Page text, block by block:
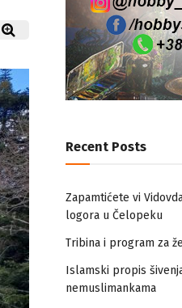
Recent Posts
Zapamtićete vi
logora u Čelopeku
Tribina i program za
Islamski propis
nemuslimankama